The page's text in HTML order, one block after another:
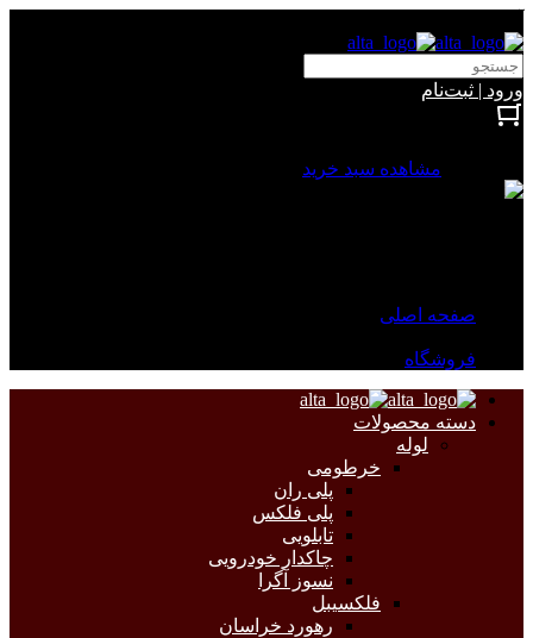
ورود | ثبت‌نام
مشاهده سبد خرید
صفحه اصلی
فروشگاه
دسته محصولات
لوله
خرطومی
پلی ران
پلی فلکس
تابلویی
چاکدار خودرویی
نسوز آگرا
فلکسیبل
رهورد خراسان